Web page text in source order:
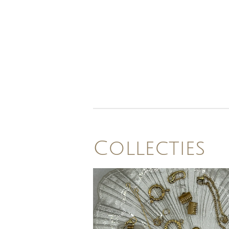
Collecties